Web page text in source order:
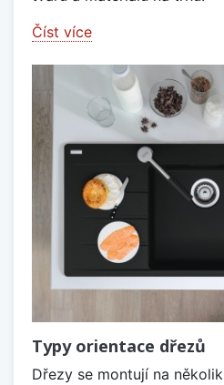
Číst více
Typy orientace dřezů
Dřezy se montují na